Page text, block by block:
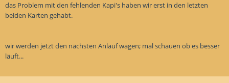
das Problem mit den fehlenden Kapi's haben wir erst in den letzten
beiden Karten gehabt.
wir werden jetzt den nächsten Anlauf wagen; mal schauen ob es besser
läuft...